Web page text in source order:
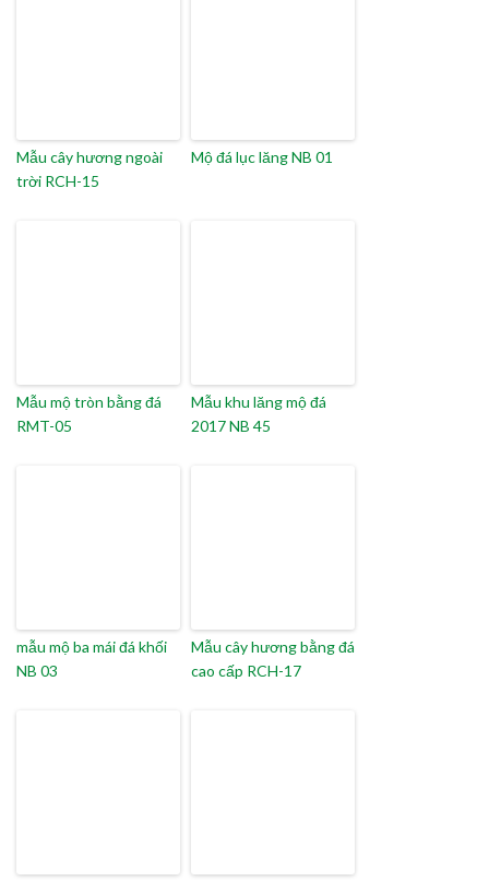
Mẫu cây hương ngoài
trời RCH-15
Mộ đá lục lăng NB 01
Mẫu mộ tròn bằng đá
RMT-05
Mẫu khu lăng mộ đá
2017 NB 45
mẫu mộ ba mái đá khối
NB 03
Mẫu cây hương bằng đá
cao cấp RCH-17